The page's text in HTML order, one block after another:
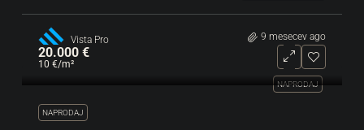
Vista Pro 9 mesecev ago
NAPRODAJ
20.000 €
10 €/m²
NAPRODAJ